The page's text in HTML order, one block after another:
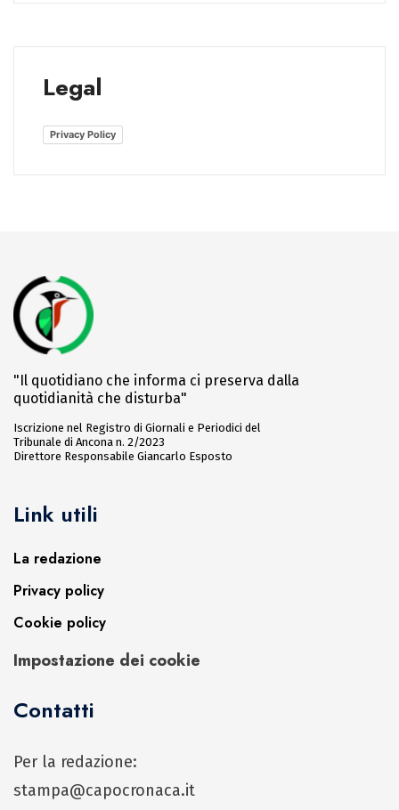
Legal
Privacy Policy
"Il quotidiano che informa ci preserva dalla
quotidianità che disturba"
Iscrizione nel Registro di Giornali e Periodici del
Tribunale di Ancona n. 2/2023
Direttore Responsabile Giancarlo Esposto
Link utili
La redazione
Privacy policy
Cookie policy
Impostazione dei cookie
Contatti
Per la redazione:
stampa@capocronaca.it